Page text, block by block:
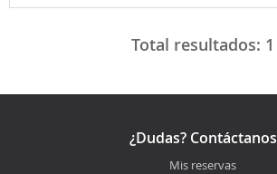
Total resultados: 1
¿Dudas? Contáctanos
Mis reservas